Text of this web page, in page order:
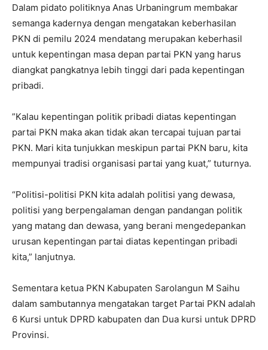
Dalam pidato politiknya Anas Urbaningrum membakar
semanga kadernya dengan mengatakan keberhasilan
PKN di pemilu 2024 mendatang merupakan keberhasil
untuk kepentingan masa depan partai PKN yang harus
diangkat pangkatnya lebih tinggi dari pada kepentingan
pribadi.
”Kalau kepentingan politik pribadi diatas kepentingan
partai PKN maka akan tidak akan tercapai tujuan partai
PKN. Mari kita tunjukkan meskipun partai PKN baru, kita
mempunyai tradisi organisasi partai yang kuat,” tuturnya.
“Politisi-politisi PKN kita adalah politisi yang dewasa,
politisi yang berpengalaman dengan pandangan politik
yang matang dan dewasa, yang berani mengedepankan
urusan kepentingan partai diatas kepentingan pribadi
kita,” lanjutnya.
Sementara ketua PKN Kabupaten Sarolangun M Saihu
dalam sambutannya mengatakan target Partai PKN adalah
6 Kursi untuk DPRD kabupaten dan Dua kursi untuk DPRD
Provinsi.